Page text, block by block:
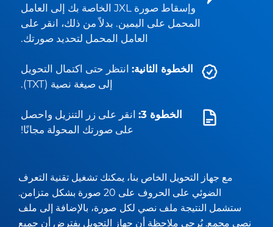
وإسقاط صورة JXL الخاصة بك إلى العامل
المحمل على اليمين. بدلاً من ذلك، انقر على
العامل المحمل لتحديد صورتك.
الخطوة الثانية: انتظر حتى اكتمال التحويل
إلى صيغة نصية (TXT).
الخطوة 3:
انقر على زر التنزيل واحصل
على صورتك المحولة مجانًا!
مع جهاز التحويل الخاص بنا، يمكنك تشغيل تقنية التعرف
الضوئي على الحروف على 20 صورة بشكل متزامن.
ستشمل النتيجة ملف نصي لكل صورة، بالإضافة إلى ملف
نصي مجمع. يُرجى ملاحظة أن جهاز التحويل يفترض أن جميع